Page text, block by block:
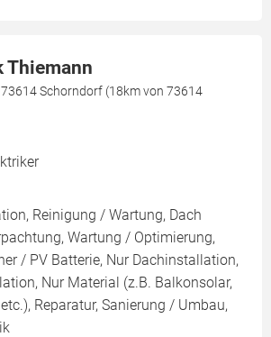
Thiemann
Schorndorf (18km von 73614
Reinigung / Wartung, Dach
Wartung / Optimierung,
/ PV Batterie, Nur Dachinstallation,
Nur Material (z.B. Balkonsolar,
Reparatur, Sanierung / Umbau,